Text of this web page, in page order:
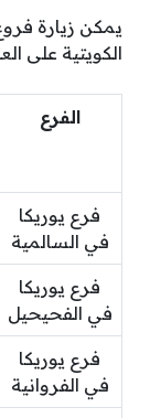
يمكن زيارة
الكويتية على
الفرع
فرع يوريكا
في السالمية
فرع يوريكا
في الفحيحيل
فرع يوريكا
في الفروانية